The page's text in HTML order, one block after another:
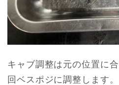
キャブ調整は元の位置に
回ベスポジに調整します。